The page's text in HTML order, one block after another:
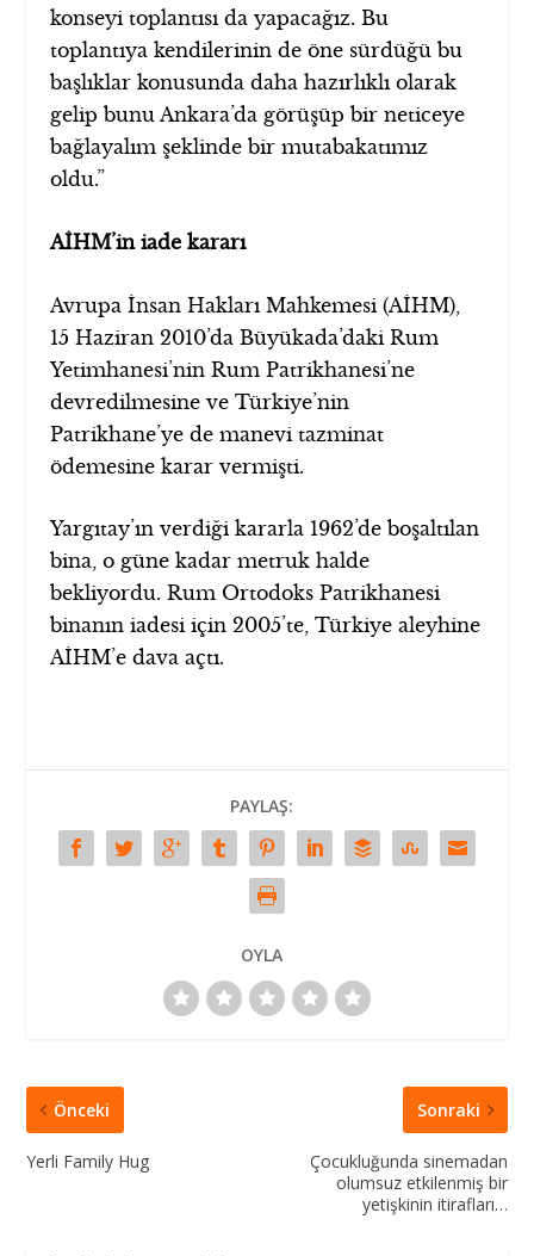
konseyi toplantısı da yapacağız. Bu
toplantıya kendilerinin de öne sürdüğü bu
başlıklar konusunda daha hazırlıklı olarak
gelip bunu Ankara’da görüşüp bir neticeye
bağlayalım şeklinde bir mutabakatımız
oldu.”
AİHM’in iade kararı
Avrupa İnsan Hakları Mahkemesi (AİHM),
15 Haziran 2010’da Büyükada’daki Rum
Yetimhanesi’nin Rum Patrikhanesi’ne
devredilmesine ve Türkiye’nin
Patrikhane’ye de manevi tazminat
ödemesine karar vermişti.
Yargıtay’ın verdiği kararla 1962’de boşaltılan
bina, o güne kadar metruk halde
bekliyordu. Rum Ortodoks Patrikhanesi
binanın iadesi için 2005’te, Türkiye aleyhine
AİHM’e dava açtı.
PAYLAŞ:
OYLA
Önceki
Yerli Family Hug
Sonraki
Çocukluğunda sinemadan
olumsuz etkilenmiş bir
yetişkinin itirafları…